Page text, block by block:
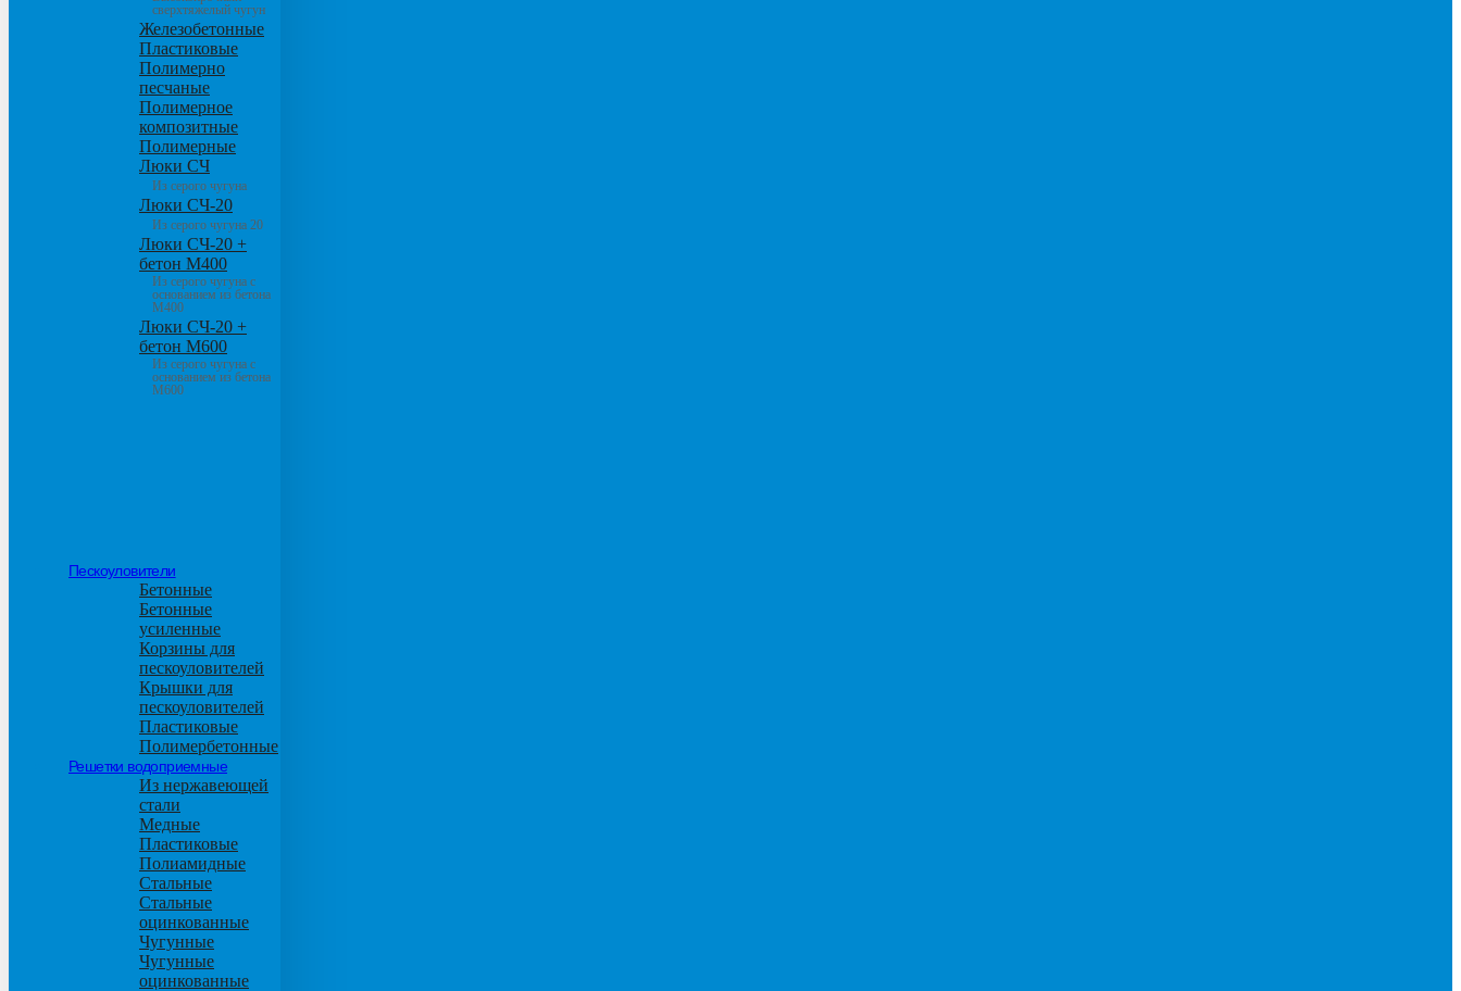
сверхтяжелый чугун
Железобетонные
Пластиковые
Полимерно
песчаные
Полимерное
композитные
Полимерные
Люки СЧ
Из серого чугуна
Люки СЧ-20
Из серого чугуна 20
Люки СЧ-20 +
бетон М400
Из серого чугуна с
основанием из бетона
М400
Люки СЧ-20 +
бетон М600
Из серого чугуна с
основанием из бетона
М600
Пескоуловители
Бетонные
Бетонные
усиленные
Корзины для
пескоуловителей
Крышки для
пескоуловителей
Пластиковые
Полимербетонные
Решетки водоприемные
Из нержавеющей
стали
Медные
Пластиковые
Полиамидные
Стальные
Стальные
оцинкованные
Чугунные
Чугунные
оцинкованные